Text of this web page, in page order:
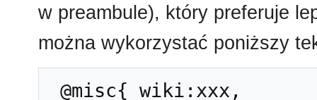
w preambule), który preferuje
można wykorzystać poniższy